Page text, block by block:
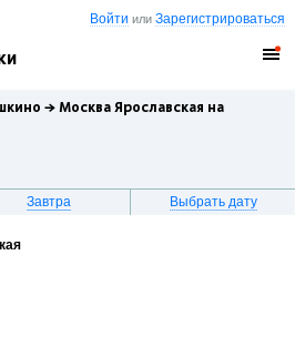
Войти илиЗарегистрироваться
→ Москва Ярославская на
Завтра Выбрать дату